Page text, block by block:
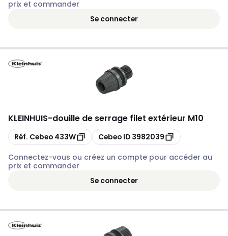
prix et commander
Se connecter
KLEINHUIS-douille de serrage filet extérieur M10
Copier
Réf. Cebeo 433W Copier
Cebeo ID 3982039
Connectez-vous ou créez un compte pour accéder au
prix et commander
Se connecter